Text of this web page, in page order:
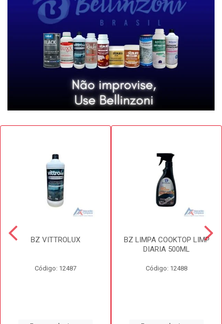
BZ VITTROLUX
Código: 12487
BZ LIMPA COOKTOP LIMP
DIARIA 500ML
Código: 12488